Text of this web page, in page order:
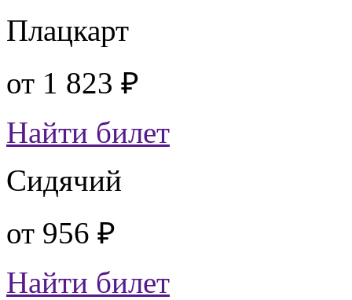
Плацкарт
от 1 823 ₽
Найти билет
Сидячий
от 956 ₽
Найти билет